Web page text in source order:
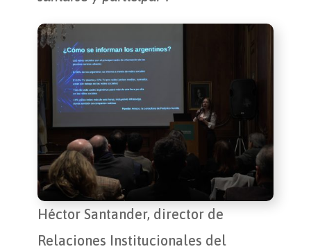
Héctor Santander, director de
Relaciones Institucionales del